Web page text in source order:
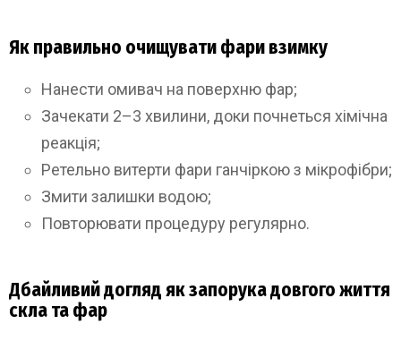
Як правильно очищувати фари взимку
Нанести омивач на поверхню фар;
Зачекати 2–3 хвилини, доки почнеться хімічна
реакція;
Ретельно витерти фари ганчіркою з мікрофібри;
Змити залишки водою;
Повторювати процедуру регулярно.
Дбайливий догляд як запорука довгого життя
скла та фар